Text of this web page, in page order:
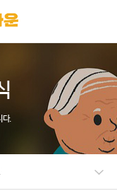
다.